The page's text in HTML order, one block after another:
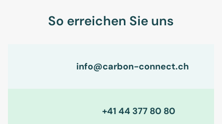
So erreichen Sie uns
info@carbon-connect.ch
+41 44 377 80 80